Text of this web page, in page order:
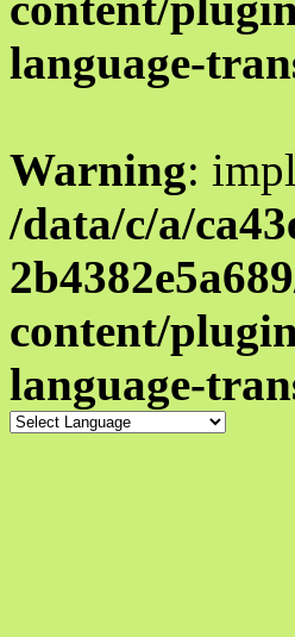
language-
Warning:
/data/c/a/
content/
language-